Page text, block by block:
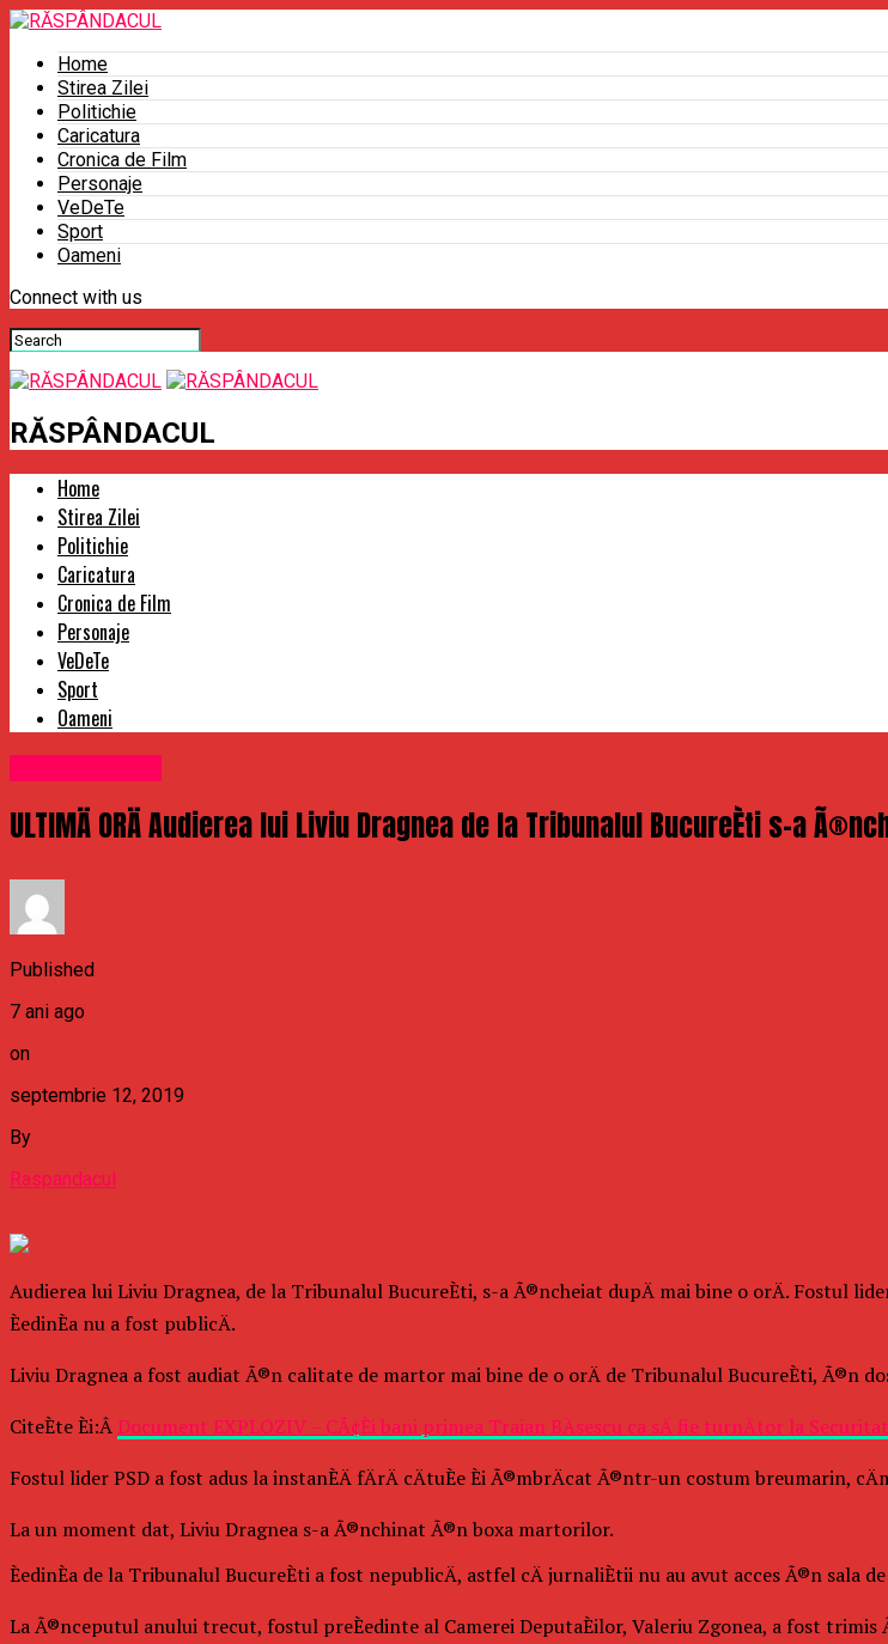
Home
Stirea Zilei
Politichie
Caricatura
Cronica de Film
Personaje
VeDeTe
Sport
Oameni
Connect with us
RĂSPÂNDACUL
Home
Stirea Zilei
Politichie
Caricatura
Cronica de Film
Personaje
VeDeTe
Sport
Oameni
ULTIMÄ ORÄ Audierea lui Liviu Dragnea de la Tribunalul BucureÈti s-a
Published
7 ani ago
on
septembrie 12, 2019
By
Raspandacul
Audierea lui Liviu Dragnea, de la Tribunalul BucureÈti, s-a Ã®ncheiat dupÄ mai bine o orÄ. Fostul
ÈedinÈa nu a fost publicÄ.
Liviu Dragnea a fost audiat Ã®n calitate de martor mai bine de o orÄ de Tribunalul BucureÈti, Ã®n
CiteÈte Èi:Â Document EXPLOZIV – CÃ¢Èi bani primea Traian BÄsescu ca sÄ fie turnÄtor la
Fostul lider PSD a fost adus la instanÈÄ fÄrÄ cÄtuÈe Èi Ã®mbrÄcat Ã®ntr-un costum breumarin,
La un moment dat, Liviu Dragnea s-a Ã®nchinat Ã®n boxa martorilor.
ÈedinÈa de la Tribunalul BucureÈti a fost nepublicÄ, astfel cÄ jurnaliÈtii nu au avut acces Ã®n sala de
La Ã®nceputul anului trecut, fostul preÈedinte al Camerei DeputaÈilor, Valeriu Zgonea, a fost